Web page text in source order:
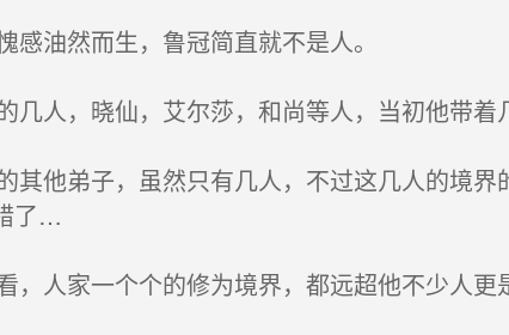
油然而生，鲁冠简直就不是人。
人，晓仙，艾尔莎，和尚等人，当初他带着
他弟子，虽然只有几人，不过这几人的境
了…
人家一个个的修为境界，都远超他不少人更